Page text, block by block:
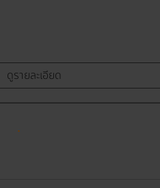
ดูรายละเอียด